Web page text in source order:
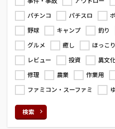
パチンコ
パチスロ
野球
キャンプ 釣り
グルメ
癒し ほっこり
レビュー
投資 異文
修理
農業 作業用
ファミコン・スーファミ
検索